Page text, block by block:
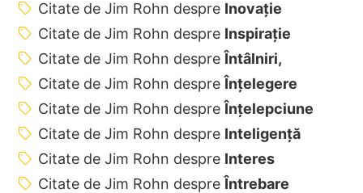
Citate de Jim Rohn despre Inovație
Citate de Jim Rohn despre Inspirație
Citate de Jim Rohn despreÎntâlniri,
Citate de Jim Rohn despreÎnțelegere
Citate de Jim Rohn despreÎnțelepciune
Citate de Jim Rohn despre Inteligență
Citate de Jim Rohn despre Interes
Citate de Jim Rohn despreÎntrebare